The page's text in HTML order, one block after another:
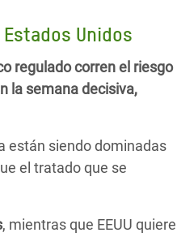
Unidos
regulado corren el riesgo
la semana decisiva,
están siendo dominadas
el tratado que se
, mientras que EEUU quiere